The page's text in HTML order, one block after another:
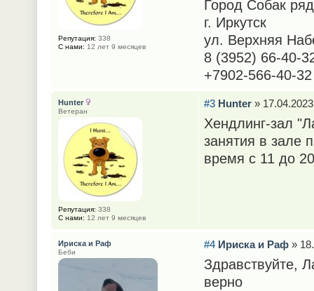
Город Собак
г. Иркутск
ул. Верхняя
8 (3952) 66-40-
+7902-566-40-32
Репутация: 338
С нами: 12 лет 9 месяцев
#3 Hunter»
Хендлинг-зал
занятия в зале
время с 11 до
Hunter
Ветеран
Репутация: 338
С нами: 12 лет 9 месяцев
#4 Ириска и Раф»
Здравствуйте,
верно
Ириска и Раф
Беби